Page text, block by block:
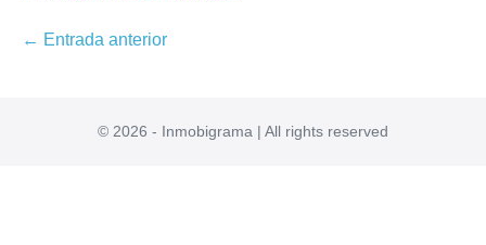
Navegación
← Entrada anterior
© 2026 - Inmobigrama | All rights reserved